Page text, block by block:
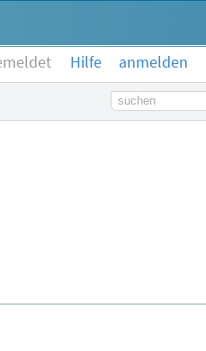
Hilfe anmelden
Suchbegriff